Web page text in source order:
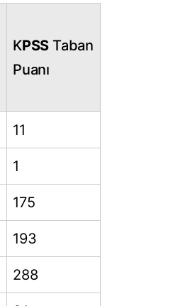
KPSSTaban
Puanı
11
1
175
193
288